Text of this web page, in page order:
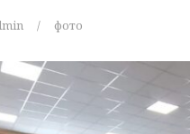
фото